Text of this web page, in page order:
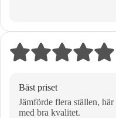
Bäst priset
Jämförde flera ställen,
med bra kvalitet.